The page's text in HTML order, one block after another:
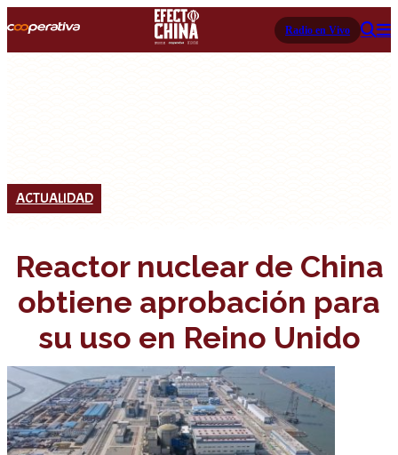
Radio en Vivo
ACTUALIDAD
Reactor nuclear de China
obtiene aprobación para
su uso en Reino Unido